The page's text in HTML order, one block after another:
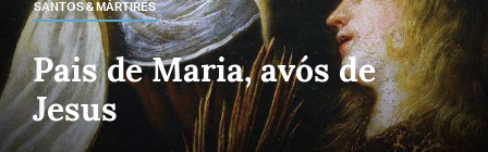
SANTOS & MÁRTIRES
Pais de Maria, avós de
Jesus